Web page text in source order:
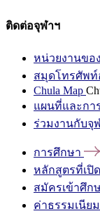
ติดต่อจุฬาฯ
หน่วยงานขอ
สมุดโทรศัพ
Chula Map
แผนที่และกา
ร่วมงานกับจุ
การศึกษา
หลักสูตรที่เปิ
สมัครเข้าศึก
ค่าธรรมเนีย